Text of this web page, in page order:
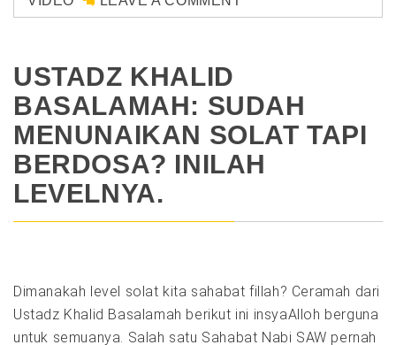
USTADZ KHALID
BASALAMAH: SUDAH
MENUNAIKAN SOLAT TAPI
BERDOSA? INILAH
LEVELNYA.
Dimanakah level solat kita sahabat fillah? Ceramah dari
Ustadz Khalid Basalamah berikut ini insyaAlloh berguna
untuk semuanya. Salah satu Sahabat Nabi SAW pernah